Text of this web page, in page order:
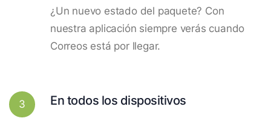
¿Un nuevo estado del paquete? Con
nuestra aplicación siempre verás cuando
Correos está por llegar.
3 En todos los dispositivos